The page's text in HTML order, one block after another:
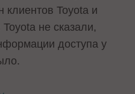
клиентов Toyota и
не сказали,
доступа у